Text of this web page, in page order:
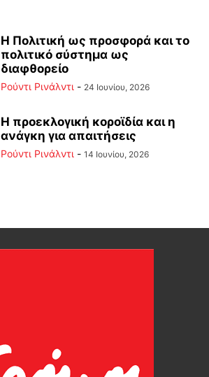
Η Πολιτική ως προσφορά και το
πολιτικό σύστημα ως
διαφθορείο
Ρούντι Ρινάλντι - 24 Ιουνίου, 2026
Η προεκλογική κοροϊδία και η
ανάγκη για απαιτήσεις
Ρούντι Ρινάλντι - 14 Ιουνίου, 2026